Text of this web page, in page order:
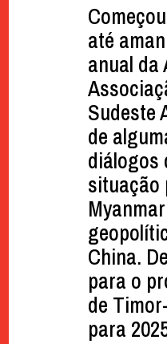
até
anual da
Sudeste
de
diálogos
situação
China.
para o
de
para